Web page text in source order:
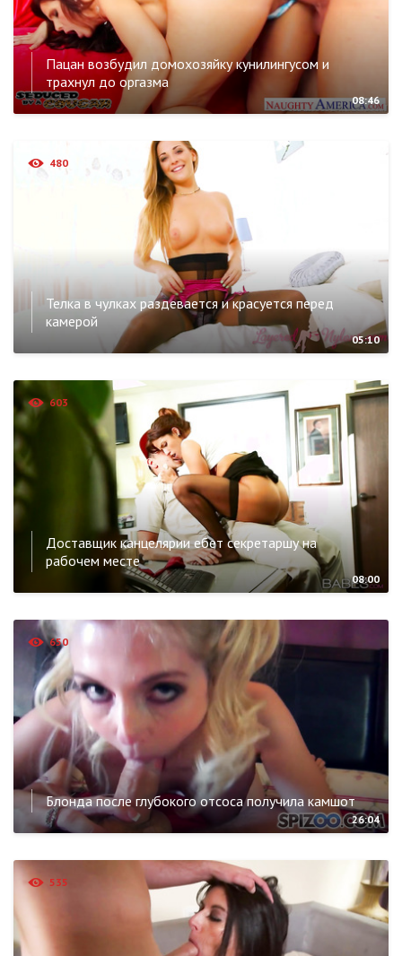
Пацан возбудил домохозяйку кунилингусом и
трахнул до оргазма
08:46
480
Телка в чулках раздевается и красуется перед
камерой
05:10
603
Доставщик канцелярии ебет секретаршу на
рабочем месте
08:00
650
Блонда после глубокого отсоса получила камшот
26:04
535